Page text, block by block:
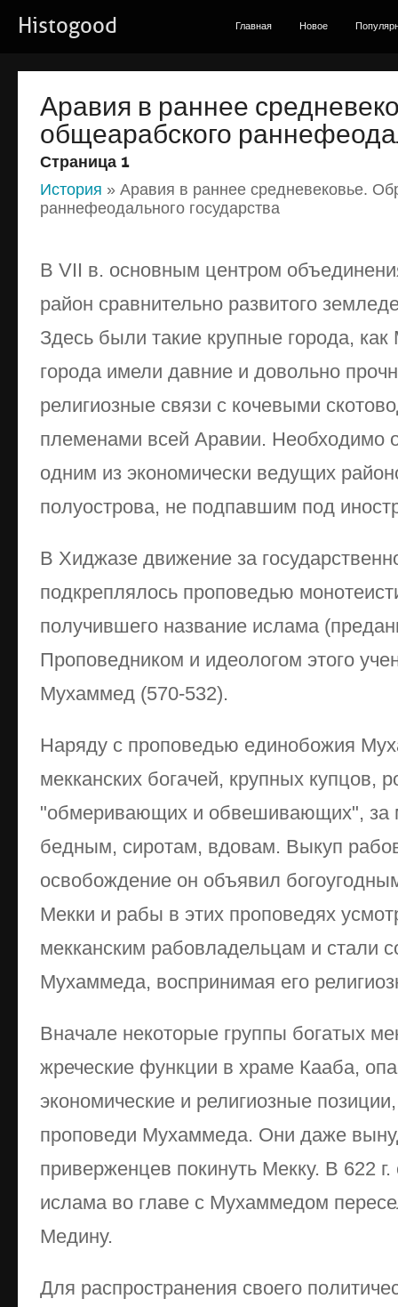
Histogood Главная Новое
Аравия в раннее
общеарабского
Страница 1
История » Аравия в раннее средневековье.
раннефеодального государства
В VII в. основным центром
район сравнительно развитого
Здесь были такие крупные города,
города имели давние и довольно
религиозные связи с кочевыми
племенами всей Аравии. Необходимо
одним из экономически ведущих
полуострова, не подпавшим под
В Хиджазе движение за
подкреплялось проповедью
получившего название ислама
Проповедником и идеологом этого
Мухаммед (570-532).
Наряду с проповедью единобожия
мекканских богачей, крупных купцов,
"обмеривающих и обвешивающих", за
бедным, сиротам, вдовам. Выкуп
освобождение он объявил
Мекки и рабы в этих проповедях
мекканским рабовладельцам и стали
Мухаммеда, воспринимая его
Вначале некоторые группы богатых
жреческие функции в храме Кааба,
экономические и религиозные
проповеди Мухаммеда. Они даже
приверженцев покинуть Мекку. В 622 г.
ислама во главе с Мухаммедом
Медину.
Для распространения своего